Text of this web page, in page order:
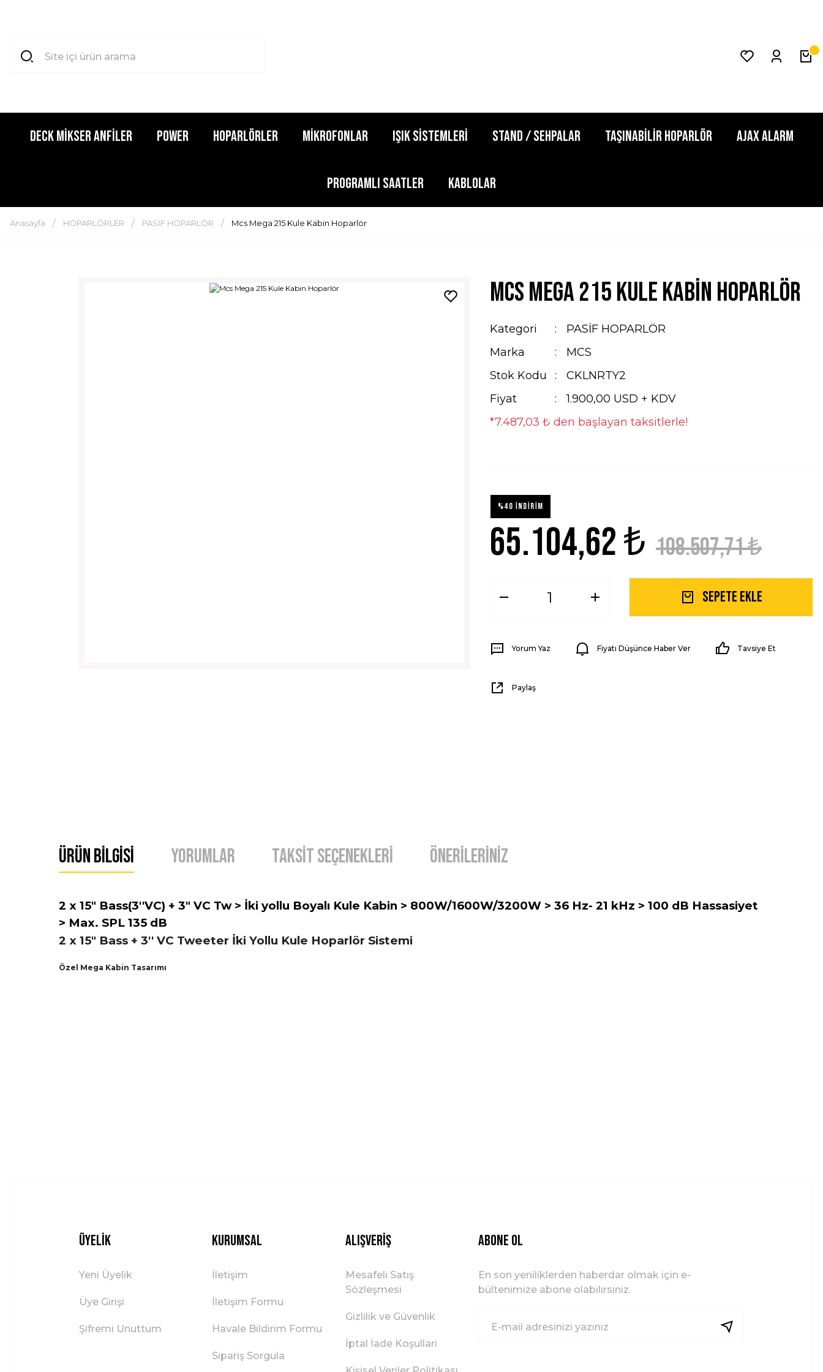
DECK MİKSER ANFİLER POWER HOPARLÖRLER MİKROFONLAR IŞIK SİSTEMLERİ STAND / SEHPALAR TAŞINABİLİR HOPARLÖR AJAX ALARM
PROGRAMLI SAATLER KABLOLAR
Anasayfa HOPARLÖRLER PASİF HOPARLÖR Mcs Mega 215 Kule Kabin Hoparlör
Mcs Mega 215 Kule Kabin Hoparlör
Kategori
PASİF HOPARLÖR
Marka
MCS
Stok Kodu
CKLNRTY2
Fiyat
1.900,00 USD + KDV
*7.487,03 ₺ den başlayan taksitlerle!
%40 İNDİRİM
65.104,62 ₺ 108.507,71 ₺
Sepete Ekle
Yorum Yaz Fiyatı Düşünce Haber Ver Tavsiye Et
Paylaş
Ürün Bilgisi Yorumlar Taksit Seçenekleri Önerileriniz
2 x 15" Bass(3''VC) + 3" VC Tw > İki yollu Boyalı Kule Kabin > 800W/1600W/3200W > 36 Hz- 21 kHz > 100 dB Hassasiyet
> Max. SPL 135 dB
2 x 15" Bass + 3'' VC Tweeter İki Yollu Kule Hoparlör Sistemi
Özel Mega Kabin Tasarımı
Üyelik
Yeni Üyelik
Üye Girişi
Şifremi Unuttum
Kurumsal
İletişim
İletişim Formu
Havale Bildirim Formu
Sipariş Sorgula
Alışveriş
Mesafeli Satış
Sözleşmesi
Gizlilik ve Güvenlik
İptal İade Koşullari
ABONE OL
En son yeniliklerden haberdar olmak için e-
bültenimize abone olabilirsiniz.